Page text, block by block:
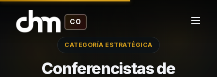
CO
CATEGORÍA ESTRATÉGICA
Conferencistas de